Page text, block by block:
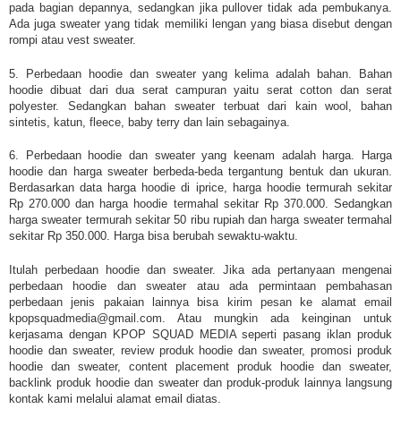
pada bagian depannya, sedangkan jika pullover tidak ada pembukanya.
Ada juga sweater yang tidak memiliki lengan yang biasa disebut dengan
rompi atau vest sweater.
5. Perbedaan hoodie dan sweater yang kelima adalah bahan. Bahan
hoodie dibuat dari dua serat campuran yaitu serat cotton dan serat
polyester. Sedangkan bahan sweater terbuat dari kain wool, bahan
sintetis, katun, fleece, baby terry dan lain sebagainya.
6. Perbedaan hoodie dan sweater yang keenam adalah harga. Harga
hoodie dan harga sweater berbeda-beda tergantung bentuk dan ukuran.
Berdasarkan data harga hoodie di iprice, harga hoodie termurah sekitar
Rp 270.000 dan harga hoodie termahal sekitar Rp 370.000. Sedangkan
harga sweater termurah sekitar 50 ribu rupiah dan harga sweater termahal
sekitar Rp 350.000. Harga bisa berubah sewaktu-waktu.
Itulah perbedaan hoodie dan sweater. Jika ada pertanyaan mengenai
perbedaan hoodie dan sweater atau ada permintaan pembahasan
perbedaan jenis pakaian lainnya bisa kirim pesan ke alamat email
kpopsquadmedia@gmail.com. Atau mungkin ada keinginan untuk
kerjasama dengan KPOP SQUAD MEDIA seperti pasang iklan produk
hoodie dan sweater, review produk hoodie dan sweater, promosi produk
hoodie dan sweater, content placement produk hoodie dan sweater,
backlink produk hoodie dan sweater dan produk-produk lainnya langsung
kontak kami melalui alamat email diatas.